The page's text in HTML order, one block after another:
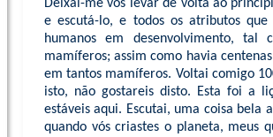
Deixai-me vos levar de volta ao
e escutá-lo, e todos os atributos
humanos em desenvolvimento,
mamíferos; assim como havia
em tantos mamíferos. Voltai comigo
isto, não gostareis disto. Esta foi a
estáveis aqui. Escutai, uma coisa bela
quando vós criastes o planeta, meus